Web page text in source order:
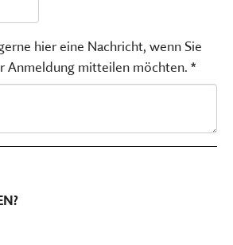
hier eine Nachricht, wenn Sie
Anmeldung mitteilen möchten. *